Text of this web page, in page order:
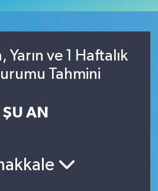
Yarın ve 1 Haftalık
Tahmini
ŞU AN
Vakitleri
ve Fikstür